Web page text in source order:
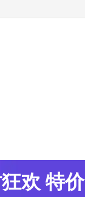
欢 特价